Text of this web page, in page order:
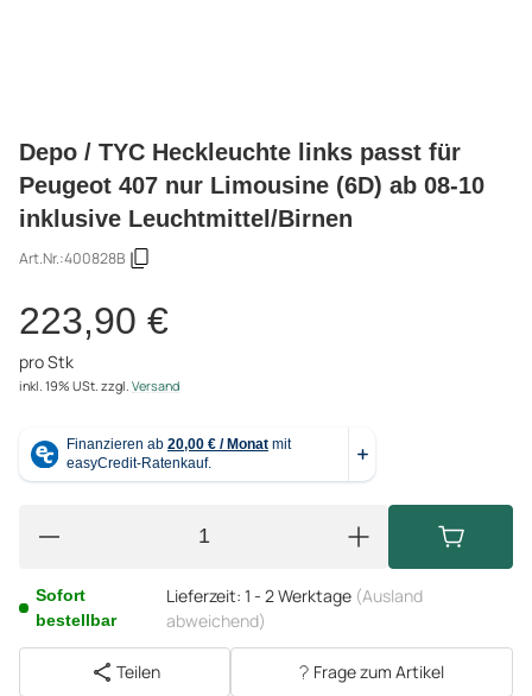
Depo / TYC Heckleuchte links passt für
Peugeot 407 nur Limousine (6D) ab 08-10
inklusive Leuchtmittel/Birnen
Art.Nr.:400828B
223,90 €
pro Stk
inkl. 19% USt. zzgl. Versand
Sofort
bestellbar
Lieferzeit: 1 - 2 Werktage (Ausland
abweichend)
Teilen Frage zum Artikel